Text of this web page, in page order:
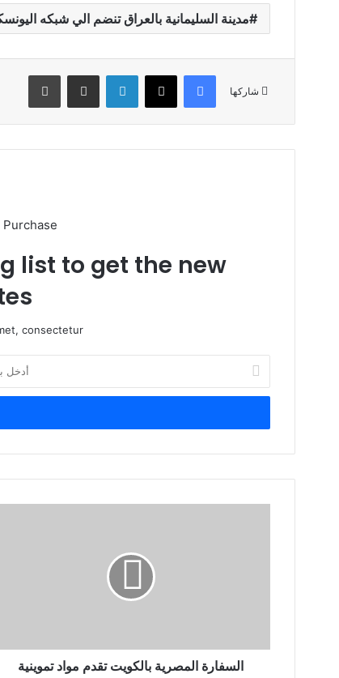
مدينة السليمانية بالعراق تنضم الي شبكه
شاركها
فيسبوك لينكدإن
list to get the new
consectetur.
خ
ب
د
ن
السفارة المصرية بالكويت تقدم مواد تموينية